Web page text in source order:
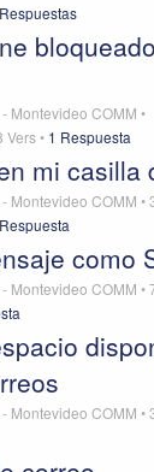
Montevideo COMM •
Vers• 1 Respuesta
mi casilla
Montevideo COMM •
como
Montevideo COMM •
Montevideo COMM •